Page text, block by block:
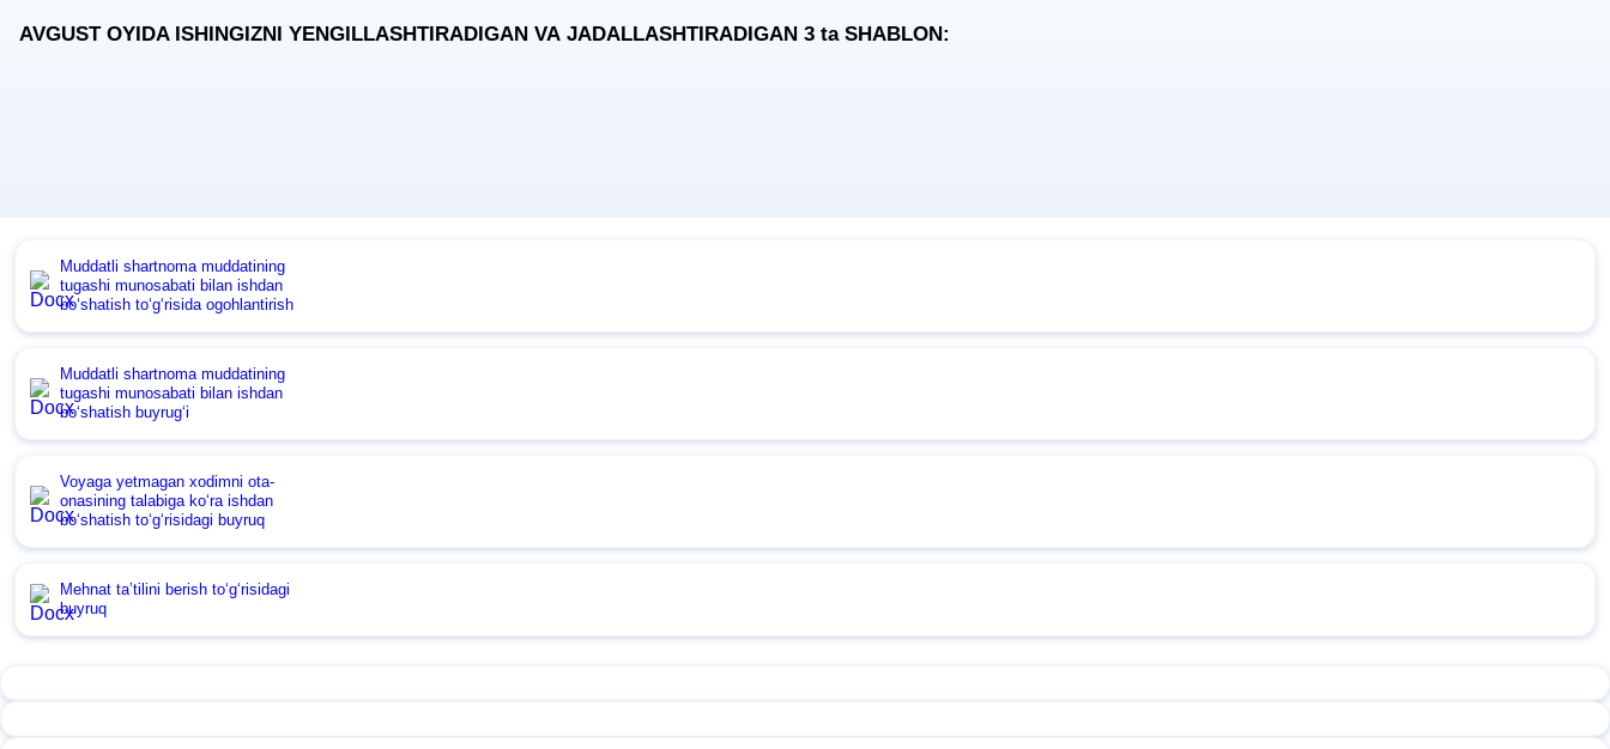
AVGUST OYIDA ISHINGIZNI YENGILLASHTIRADIGAN VA JADALLASHTIRADIGAN 3 taSHABLON:
Muddatli shartnoma muddatining
tugashi munosabati bilan ishdan
boʻshatish toʻgʻrisida ogohlantirish
Muddatli shartnoma muddatining
tugashi munosabati bilan ishdan
boʻshatish buyrugʻi
Voyaga yetmagan хodimni ota-
onasining talabiga koʻra ishdan
boʻshatish toʻgʻrisidagi buyruq
Mehnat ta’tilini berish toʻgʻrisidagi
buyruq